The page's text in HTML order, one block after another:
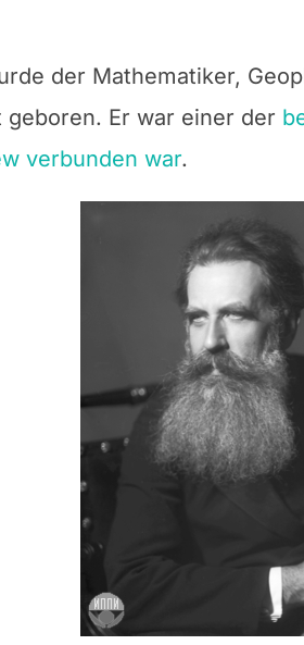
der Mathematiker,
geboren. Er war einer der
verbunden war.